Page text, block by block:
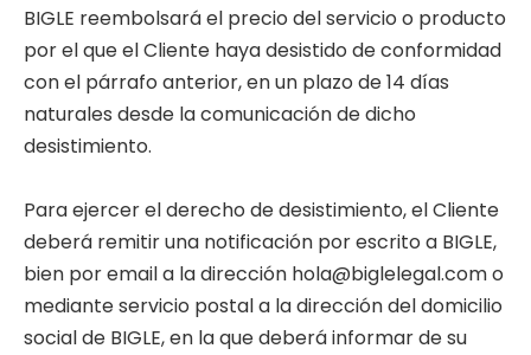
BIGLE reembolsará el precio del servicio o producto
por el que el Cliente haya desistido de conformidad
con el párrafo anterior, en un plazo de 14 días
naturales desde la comunicación de dicho
desistimiento.
Para ejercer el derecho de desistimiento, el Cliente
deberá remitir una notificación por escrito a BIGLE,
bien por email a la dirección hola@biglelegal.com o
mediante servicio postal a la dirección del domicilio
social de BIGLE, en la que deberá informar de su